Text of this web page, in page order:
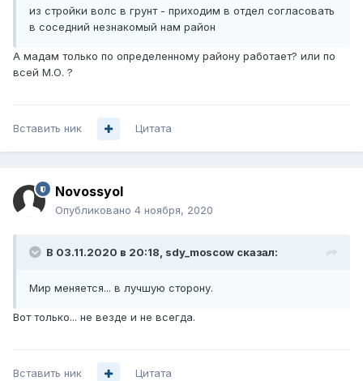
из стройки волс в грунт - приходим в отдел согласовать
в соседний незнакомый нам район
А мадам только по определенному району работает? или по
всей М.О. ?
Вставить ник Цитата
Novossyol
Опубликовано 4 ноября, 2020
В 03.11.2020 в 20:18, sdy_moscow сказал:
Мир меняется... в лучшую сторону.
Вот только... не везде и не всегда.
Вставить ник Цитата